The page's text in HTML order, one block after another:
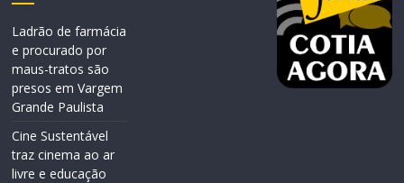
Ladrão de farmácia
e procurado por
maus-tratos são
presos em Vargem
Grande Paulista
Cine Sustentável
traz cinema ao ar
livre e educação